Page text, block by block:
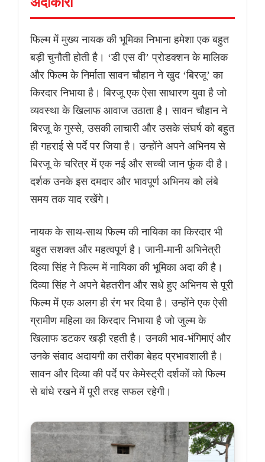
फिल्म में मुख्य नायक की भूमिका निभाना हमेशा एक बहुत
बड़ी चुनौती होती है। ‘डी एस वी’ प्रोडक्शन के मालिक
और फिल्म के निर्माता सावन चौहान ने खुद ‘बिरजू’ का
किरदार निभाया है। बिरजू एक ऐसा साधारण युवा है जो
व्यवस्था के खिलाफ आवाज उठाता है। सावन चौहान ने
बिरजू के गुस्से, उसकी लाचारी और उसके संघर्ष को बहुत
ही गहराई से पर्दे पर जिया है। उन्होंने अपने अभिनय से
बिरजू के चरित्र में एक नई और सच्ची जान फूंक दी है।
दर्शक उनके इस दमदार और भावपूर्ण अभिनय को लंबे
समय तक याद रखेंगे।
नायक के साथ-साथ फिल्म की नायिका का किरदार भी
बहुत सशक्त और महत्वपूर्ण है। जानी-मानी अभिनेत्री
दिव्या सिंह ने फिल्म में नायिका की भूमिका अदा की है।
दिव्या सिंह ने अपने बेहतरीन और सधे हुए अभिनय से पूरी
फिल्म में एक अलग ही रंग भर दिया है। उन्होंने एक ऐसी
ग्रामीण महिला का किरदार निभाया है जो जुल्म के
खिलाफ डटकर खड़ी रहती है। उनकी भाव-भंगिमाएं और
उनके संवाद अदायगी का तरीका बेहद प्रभावशाली है।
सावन और दिव्या की पर्दे पर केमेस्ट्री दर्शकों को फिल्म
से बांधे रखने में पूरी तरह सफल रहेगी।